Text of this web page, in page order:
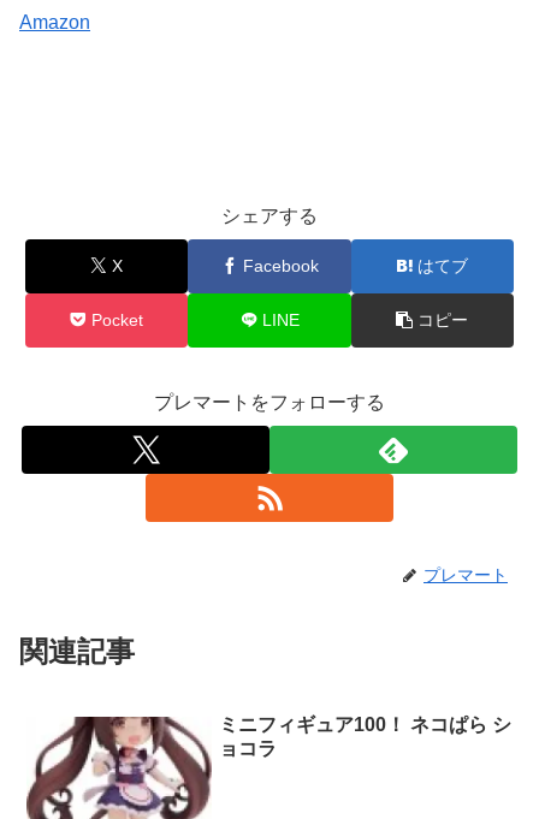
Amazon
シェアする
X Facebook はてブ
Pocket LINE コピー
プレマートをフォローする
プレマート
関連記事
ミニフィギュア100！ ネコぱら シ
ョコラ